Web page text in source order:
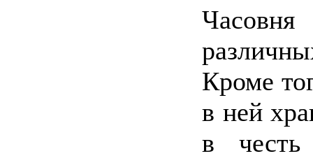
Часовня
Кроме
в ней
в честь